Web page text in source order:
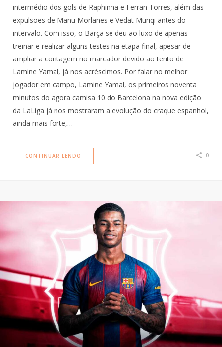
intermédio dos gols de Raphinha e Ferran Torres, além das
expulsões de Manu Morlanes e Vedat Muriqi antes do
intervalo. Com isso, o Barça se deu ao luxo de apenas
treinar e realizar alguns testes na etapa final, apesar de
ampliar a contagem no marcador devido ao tento de
Lamine Yamal, já nos acréscimos. Por falar no melhor
jogador em campo, Lamine Yamal, os primeiros noventa
minutos do agora camisa 10 do Barcelona na nova edição
da LaLiga já nos mostraram a evolução do craque espanhol,
ainda mais forte,…
CONTINUAR LENDO 0